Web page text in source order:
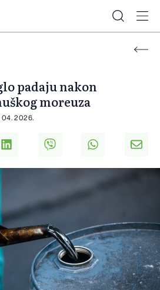
padaju nakon
moreuza
04. 2026.